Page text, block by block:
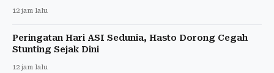
12 jam lalu
Peringatan Hari ASI Sedunia, Hasto Dorong Cegah
Stunting Sejak Dini
12 jam lalu